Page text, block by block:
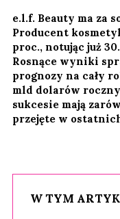
e.l.f. Beauty ma za
Producent
proc., notując już
Rosnące wyniki
prognozy na cały
mld dolarów
sukcesie mają
przejęte w
W TYM